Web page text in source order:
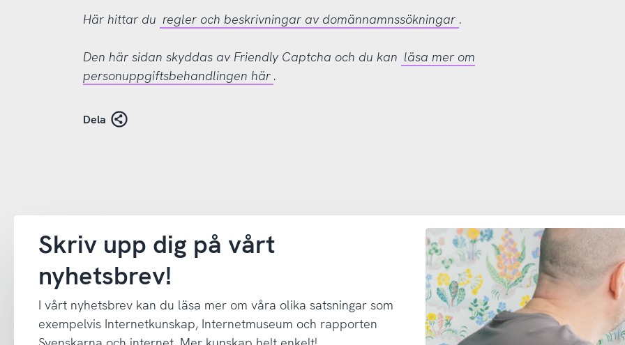
Här hittar du regler och beskrivningar av domännamnssökningar .
Den här sidan skyddas av Friendly Captcha och du kan läsa mer om
personuppgiftsbehandlingen här .
Dela
Skriv upp dig på vårt
nyhetsbrev!
I vårt nyhetsbrev kan du läsa mer om våra olika satsningar som
exempelvis Internetkunskap, Internetmuseum och rapporten